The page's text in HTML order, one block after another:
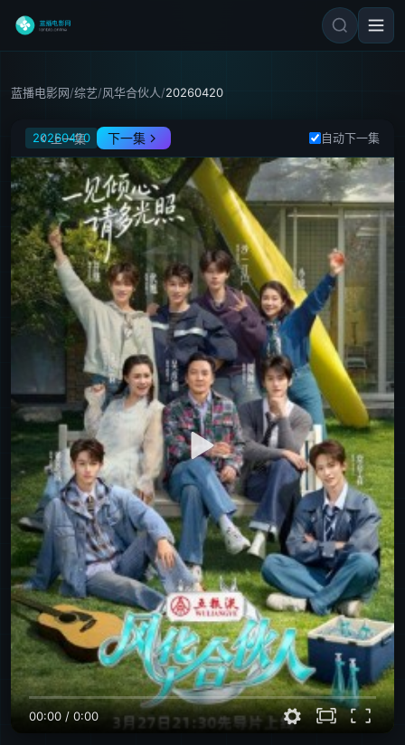
蓝播电影网/综艺/风华合伙人/20260420
风华合伙人
20260420
上一集 下一集 自动下一集
00:00 / 0:00